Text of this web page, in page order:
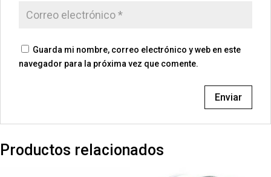
Guarda mi nombre, correo electrónico y web en este
navegador para la próxima vez que comente.
Productos relacionados